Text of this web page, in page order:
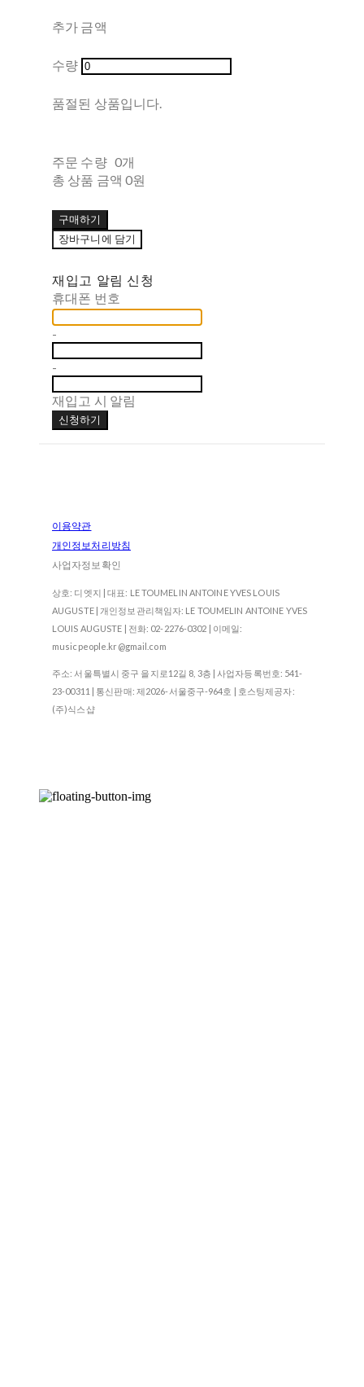
추가 금액
수량
품절된 상품입니다.
주문 수량 0개
총 상품 금액 0원
구매하기
장바구니에 담기
재입고 알림 신청
휴대폰 번호
-
-
재입고 시 알림
신청하기
이용약관
개인정보처리방침
사업자정보확인
상호: 디엣지 | 대표: LE TOUMELIN ANTOINE YVES LOUIS
AUGUSTE | 개인정보관리책임자: LE TOUMELIN ANTOINE YVES
LOUIS AUGUSTE | 전화: 02-2276-0302 | 이메일:
musicpeople.kr@gmail.com
주소: 서울특별시 중구 을지로12길 8, 3층 | 사업자등록번호: 541-
23-00311 | 통신판매: 제2026-서울중구-964호 | 호스팅제공자:
(주)식스샵